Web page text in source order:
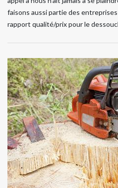
faisons aussi partie des
rapport qualité/prix pour le